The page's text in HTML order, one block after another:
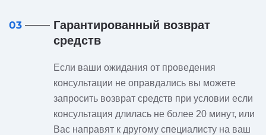
03
Гарантированный возврат
средств
Если ваши ожидания от проведения
консультации не оправдались вы можете
запросить возврат средств при условии если
консультация длилась не более 20 минут, или
Вас направят к другому специалисту на ваш